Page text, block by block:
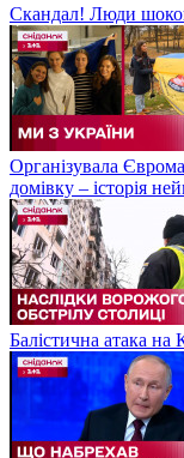
Скандал! Люди
Організувала
домівку – історія
Балістична атака